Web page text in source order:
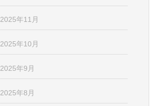
2025年11月
2025年10月
2025年9月
2025年8月